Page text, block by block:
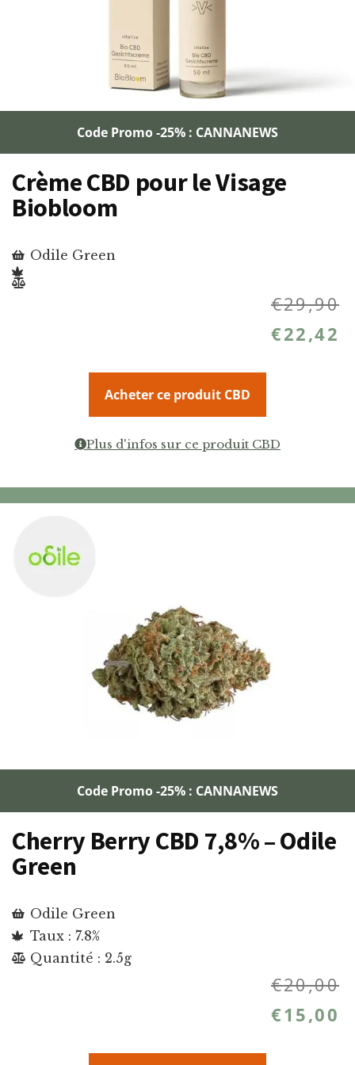
Code Promo -25% : CANNANEWS
Crème CBD pour le Visage
Biobloom
Odile Green
€29,90
€22,42
Acheter ce produit CBD
Plus d'infos sur ce produit CBD
Code Promo -25% : CANNANEWS
Cherry Berry CBD 7,8% – Odile
Green
Odile Green
Taux : 7.8%
Quantité : 2.5g
€20,00
€15,00